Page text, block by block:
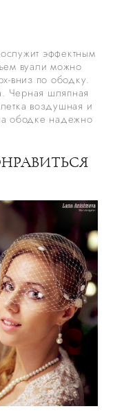
эффектным
вуали можно
вниз по ободку.
Черная шляпная
воздушная и
ободке надежно